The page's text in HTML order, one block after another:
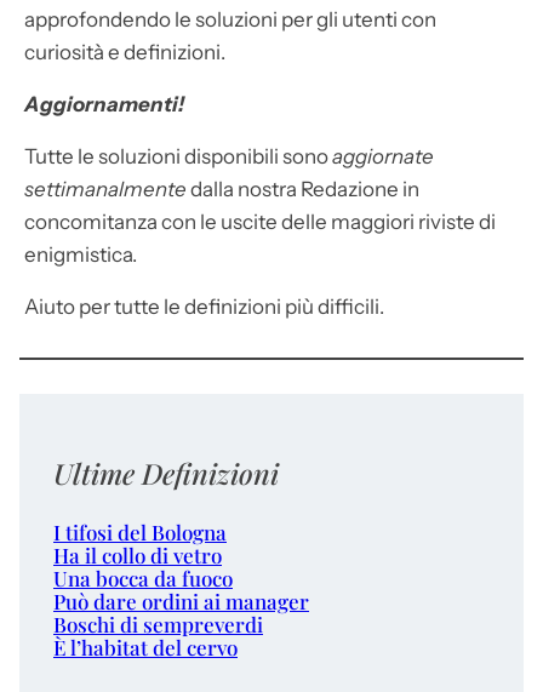
approfondendo le soluzioni per gli utenti con
curiosità e definizioni.
Aggiornamenti!
Tutte le soluzioni disponibili sonoaggiornate
settimanalmente dalla nostra Redazione in
concomitanza con le uscite delle maggiori riviste di
enigmistica.
Aiuto per tutte le definizioni più difficili.
Ultime Definizioni
I tifosi del Bologna
Ha il collo di vetro
Una bocca da fuoco
Può dare ordini ai manager
Boschi di sempreverdi
È l’habitat del cervo